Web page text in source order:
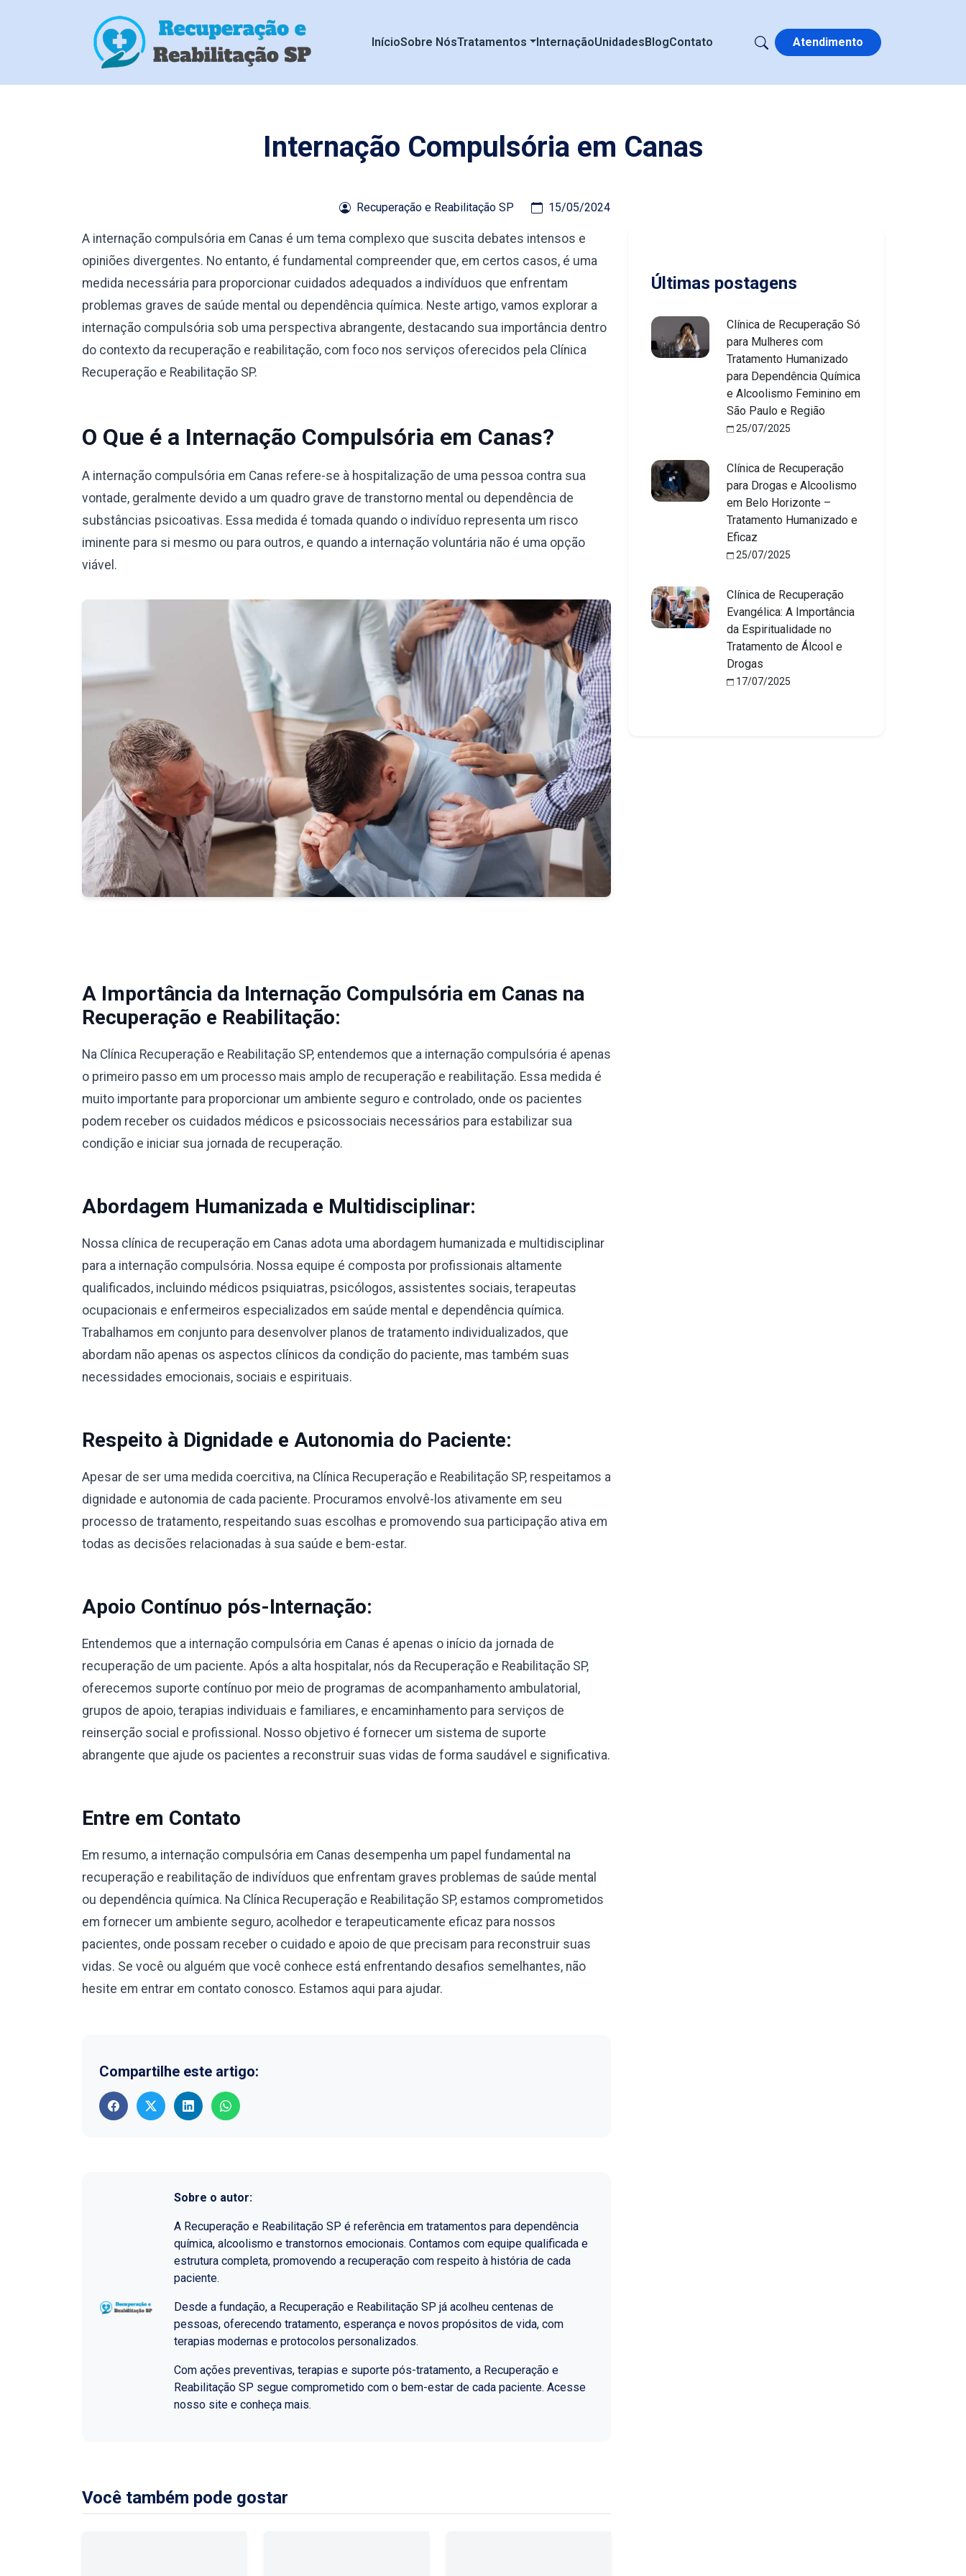
InícioSobre NósTratamentos InternaçãoUnidadesBlogContato Atendimento
Internação Compulsória em Canas
Recuperação e Reabilitação SP 15/05/2024
A internação compulsória em Canas é um tema complexo que suscita debates intensos e
opiniões divergentes. No entanto, é fundamental compreender que, em certos casos, é uma
medida necessária para proporcionar cuidados adequados a indivíduos que enfrentam
problemas graves de saúde mental ou dependência química. Neste artigo, vamos explorar a
internação compulsória sob uma perspectiva abrangente, destacando sua importância dentro
do contexto da recuperação e reabilitação, com foco nos serviços oferecidos pela Clínica
Recuperação e Reabilitação SP.
O Que é a Internação Compulsória em Canas?
A internação compulsória em Canas refere-se à hospitalização de uma pessoa contra sua
vontade, geralmente devido a um quadro grave de transtorno mental ou dependência de
substâncias psicoativas. Essa medida é tomada quando o indivíduo representa um risco
iminente para si mesmo ou para outros, e quando a internação voluntária não é uma opção
viável.
A Importância da Internação Compulsória em Canas na
Recuperação e Reabilitação:
Na Clínica Recuperação e Reabilitação SP, entendemos que a internação compulsória é apenas
o primeiro passo em um processo mais amplo de recuperação e reabilitação. Essa medida é
muito importante para proporcionar um ambiente seguro e controlado, onde os pacientes
podem receber os cuidados médicos e psicossociais necessários para estabilizar sua
condição e iniciar sua jornada de recuperação.
Abordagem Humanizada e Multidisciplinar:
Nossa clínica de recuperação em Canas adota uma abordagem humanizada e multidisciplinar
para a internação compulsória. Nossa equipe é composta por profissionais altamente
qualificados, incluindo médicos psiquiatras, psicólogos, assistentes sociais, terapeutas
ocupacionais e enfermeiros especializados em saúde mental e dependência química.
Trabalhamos em conjunto para desenvolver planos de tratamento individualizados, que
abordam não apenas os aspectos clínicos da condição do paciente, mas também suas
necessidades emocionais, sociais e espirituais.
Respeito à Dignidade e Autonomia do Paciente:
Apesar de ser uma medida coercitiva, na Clínica Recuperação e Reabilitação SP, respeitamos a
dignidade e autonomia de cada paciente. Procuramos envolvê-los ativamente em seu
processo de tratamento, respeitando suas escolhas e promovendo sua participação ativa em
todas as decisões relacionadas à sua saúde e bem-estar.
Apoio Contínuo pós-Internação:
Entendemos que a internação compulsória em Canas é apenas o início da jornada de
recuperação de um paciente. Após a alta hospitalar, nós da Recuperação e Reabilitação SP,
oferecemos suporte contínuo por meio de programas de acompanhamento ambulatorial,
grupos de apoio, terapias individuais e familiares, e encaminhamento para serviços de
reinserção social e profissional. Nosso objetivo é fornecer um sistema de suporte
abrangente que ajude os pacientes a reconstruir suas vidas de forma saudável e significativa.
Entre em Contato
Em resumo, a internação compulsória em Canas desempenha um papel fundamental na
recuperação e reabilitação de indivíduos que enfrentam graves problemas de saúde mental
ou dependência química. Na Clínica Recuperação e Reabilitação SP, estamos comprometidos
em fornecer um ambiente seguro, acolhedor e terapeuticamente eficaz para nossos
pacientes, onde possam receber o cuidado e apoio de que precisam para reconstruir suas
vidas. Se você ou alguém que você conhece está enfrentando desafios semelhantes, não
hesite em entrar em contato conosco. Estamos aqui para ajudar.
Compartilhe este artigo:
Sobre o autor:
A Recuperação e Reabilitação SP é referência em tratamentos para dependência
química, alcoolismo e transtornos emocionais. Contamos com equipe qualificada e
estrutura completa, promovendo a recuperação com respeito à história de cada
paciente.
Desde a fundação, a Recuperação e Reabilitação SP já acolheu centenas de
pessoas, oferecendo tratamento, esperança e novos propósitos de vida, com
terapias modernas e protocolos personalizados.
Com ações preventivas, terapias e suporte pós-tratamento, a Recuperação e
Reabilitação SP segue comprometido com o bem-estar de cada paciente. Acesse
nosso site e conheça mais.
Você também pode gostar
Últimas postagens
Clínica de Recuperação Só
para Mulheres com
Tratamento Humanizado
para Dependência Química
e Alcoolismo Feminino em
São Paulo e Região
25/07/2025
Clínica de Recuperação
para Drogas e Alcoolismo
em Belo Horizonte –
Tratamento Humanizado e
Eficaz
25/07/2025
Clínica de Recuperação
Evangélica: A Importância
da Espiritualidade no
Tratamento de Álcool e
Drogas
17/07/2025